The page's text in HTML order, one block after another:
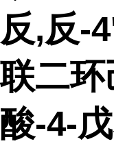
反,反-
联二环
酸-4-